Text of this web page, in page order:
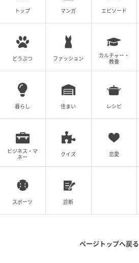
トップ マンガ エピソード
どうぶつ ファッション
カルチャー・
教養
暮らし 住まい レシピ
ビジネス・マ
ネー
クイズ 恋愛
スポーツ 診断
ページトップへ戻る